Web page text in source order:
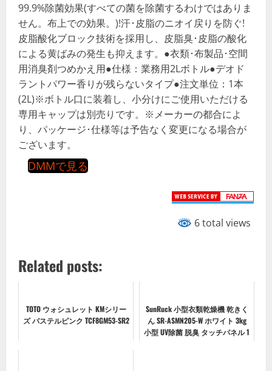
99.9%除菌効果(すべての菌を除菌するわけではありま
せん。布上での効果。)!汗･皮脂のニオイ戻りを防ぐ!
皮脂酸化ブロック技術を採用し、皮脂臭･皮脂の酸化
による黄ばみの発生も抑えます。●衣類･布製品･空間
用消臭剤つめかえ用●仕様：業務用2Lボトル●デオド
ラントパワー香りが残らないタイプ●注文単位：1本
(2L)※ボトル口に装着し、小分けにご使用いただける
専用キャップは別売りです。※メーカーの都合によ
り、パッケージ･仕様等は予告なく変更になる場合が
ございます。
DMMで見る
6 total views
Related posts:
TOTO ウォシュレット KMシリー
ズ パステルピンク TCF8GM53-SR2
SunRuck 小型衣類乾燥機 乾きく
ん SR-ASMN205-W ホワイト 3kg
小型 UV除菌 脱臭 タッチパネル 1